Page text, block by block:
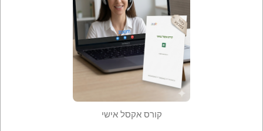
קורס אקסל אישי